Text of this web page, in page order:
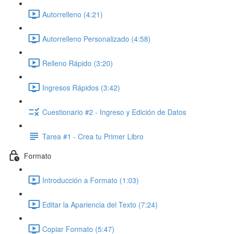
Autorrelleno (4:21)
Autorrelleno Personalizado (4:58)
Relleno Rápido (3:20)
Ingresos Rápidos (3:42)
Cuestionario #2 - Ingreso y Edición de Datos
Tarea #1 - Crea tu Primer Libro
Formato
Introducción a Formato (1:03)
Editar la Apariencia del Texto (7:24)
Copiar Formato (5:47)